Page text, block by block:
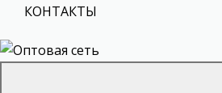
КОНТАКТЫ